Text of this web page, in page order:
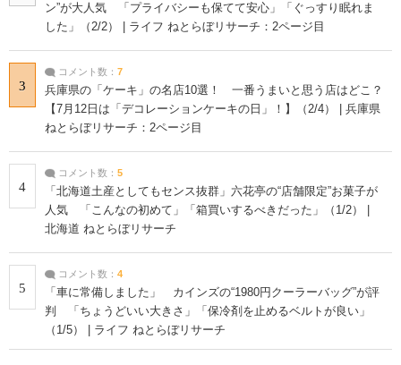
ン”が大人気 「プライバシーも保てて安心」「ぐっすり眠れま
した」（2/2） | ライフ ねとらぼリサーチ：2ページ目
3
コメント数： 7
兵庫県の「ケーキ」の名店10選！ 一番うまいと思う店はどこ？
【7月12日は「デコレーションケーキの日」！】（2/4） | 兵庫県
ねとらぼリサーチ：2ページ目
4
コメント数： 5
「北海道土産としてもセンス抜群」六花亭の“店舗限定”お菓子が
人気 「こんなの初めて」「箱買いするべきだった」（1/2） |
北海道 ねとらぼリサーチ
5
コメント数： 4
「車に常備しました」 カインズの“1980円クーラーバッグ”が評
判 「ちょうどいい大きさ」「保冷剤を止めるベルトが良い」
（1/5） | ライフ ねとらぼリサーチ